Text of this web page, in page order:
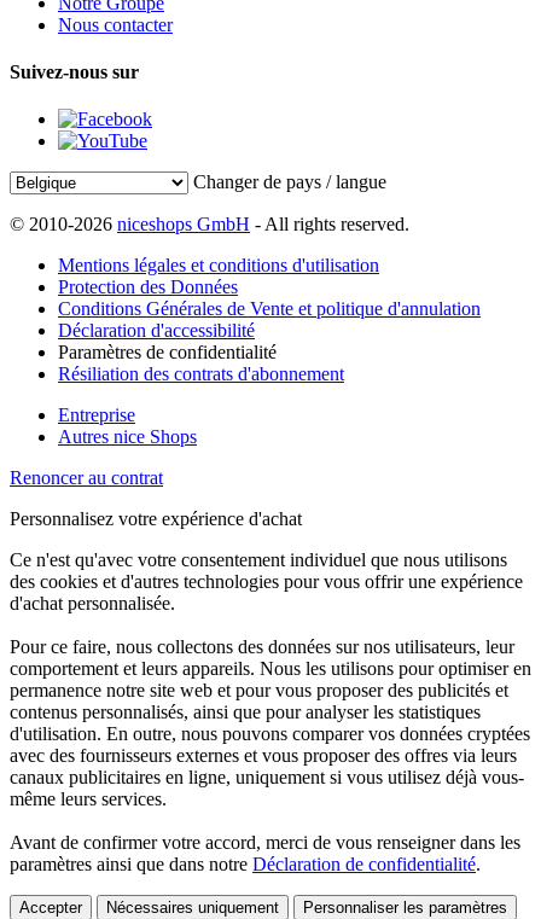
Nous contacter
Suivez-nous sur
Changer de pays / langue
© 2010-2026 niceshops GmbH - All rights reserved.
Mentions légales et conditions d'utilisation
Protection des Données
Conditions Générales de Vente et politique d'annulation
Déclaration d'accessibilité
Paramètres de confidentialité
Résiliation des contrats d'abonnement
Entreprise
Autres nice Shops
Renoncer au contrat
Personnalisez votre expérience d'achat
Ce n'est qu'avec votre consentement individuel que nous utilisons
des cookies et d'autres technologies pour vous offrir une expérience
d'achat personnalisée.
Pour ce faire, nous collectons des données sur nos utilisateurs, leur
comportement et leurs appareils. Nous les utilisons pour optimiser en
permanence notre site web et pour vous proposer des publicités et
contenus personnalisés, ainsi que pour analyser les statistiques
d'utilisation. En outre, nous pouvons comparer vos données cryptées
avec des fournisseurs externes et vous proposer des offres via leurs
canaux publicitaires en ligne, uniquement si vous utilisez déjà vous-
même leurs services.
Avant de confirmer votre accord, merci de vous renseigner dans les
paramètres ainsi que dans notre Déclaration de confidentialité.
Accepter Nécessaires uniquement Personnaliser les paramètres